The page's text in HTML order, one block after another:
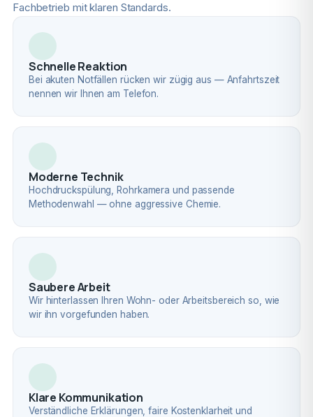
Fachbetrieb mit klaren Standards.
Schnelle Reaktion
Bei akuten Notfällen rücken wir zügig aus — Anfahrtszeit
nennen wir Ihnen am Telefon.
Moderne Technik
Hochdruckspülung, Rohrkamera und passende
Methodenwahl — ohne aggressive Chemie.
Saubere Arbeit
Wir hinterlassen Ihren Wohn- oder Arbeitsbereich so, wie
wir ihn vorgefunden haben.
Klare Kommunikation
Verständliche Erklärungen, faire Kostenklarheit und